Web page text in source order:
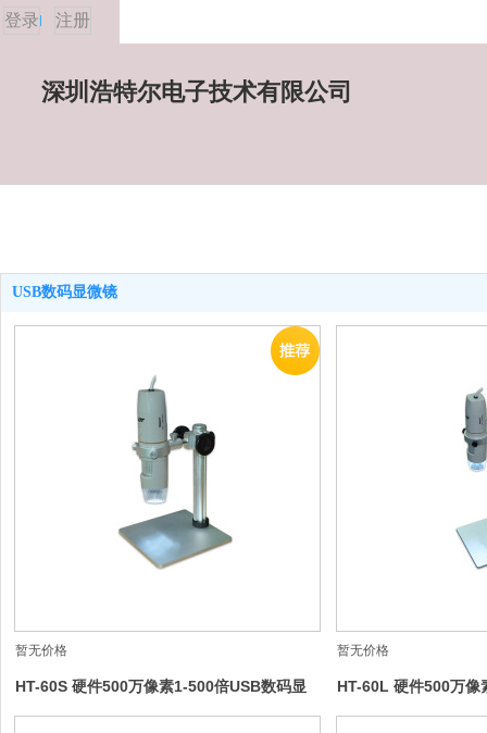
深圳浩特尔电子技术有限公司
登录 注册
USB数码显微镜
暂无价格
HT-60S 硬件500万像素1-500倍USB数码显
微镜
暂无价格
HT-60L 硬件500万像
码显微镜